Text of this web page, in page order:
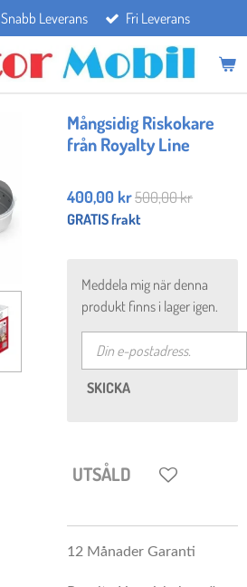
Snabb Leverans Fri Leverans
Mångsidig Riskokare
från Royalty Line
400,00 kr500,00 kr
GRATIS frakt
Meddela mig när denna
produkt finns i lager igen.
SKICKA
UTSÅLD
12 Månader Garanti